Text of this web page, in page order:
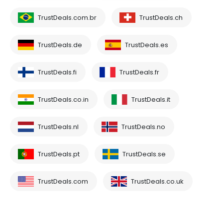
TrustDeals.com.br TrustDeals.ch
TrustDeals.de TrustDeals.es
TrustDeals.fi TrustDeals.fr
TrustDeals.co.in TrustDeals.it
TrustDeals.nl TrustDeals.no
TrustDeals.pt TrustDeals.se
TrustDeals.com TrustDeals.co.uk